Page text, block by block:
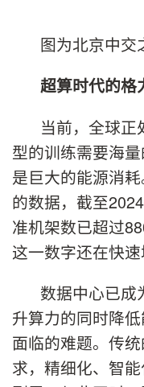
图为北京中交
超算时代的格
当前，全球正
型的训练需要海
是巨大的能源消
的数据，截至
准机架数已超过
这一数字还在快速
数据中心已成
升算力的同时降
面临的难题。传
求，精细化、智